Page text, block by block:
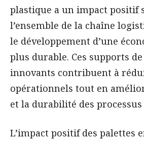
plastique a un impact positif
l’ensemble de la chaîne
le développement d’une
plus durable. Ces supports
innovants contribuent à
opérationnels tout en
et la durabilité des
L’impact positif des palettes